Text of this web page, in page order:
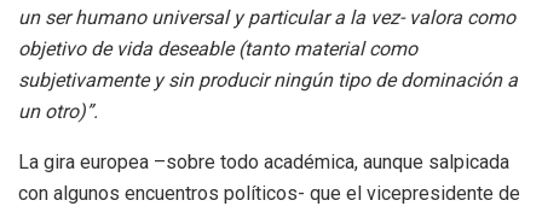
un ser humano universal y particular a la vez- valora como
objetivo de vida deseable (tanto material como
subjetivamente y sin producir ningún tipo de dominación a
un otro)”.
La gira europea –sobre todo académica, aunque salpicada
con algunos encuentros políticos- que el vicepresidente de